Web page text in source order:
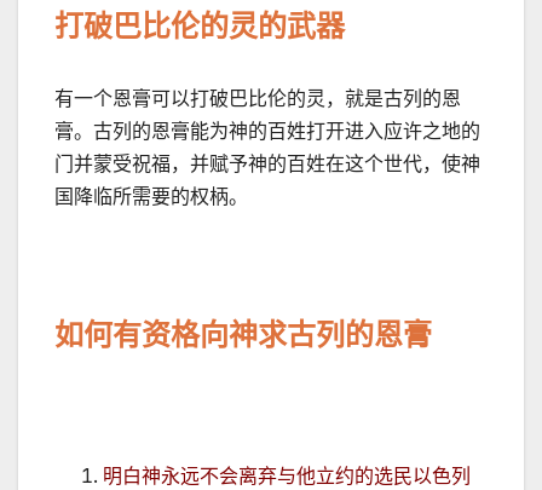
打破巴比伦的灵的武器
有一个恩膏可以打破巴比伦的灵，就是古列的恩
膏。古列的恩膏能为神的百姓打开进入应许之地的
门并蒙受祝福，并赋予神的百姓在这个世代，使神
国降临所需要的权柄。
如何有资格向神求古列的恩膏
明白神永远不会离弃与他立约的选民以色列